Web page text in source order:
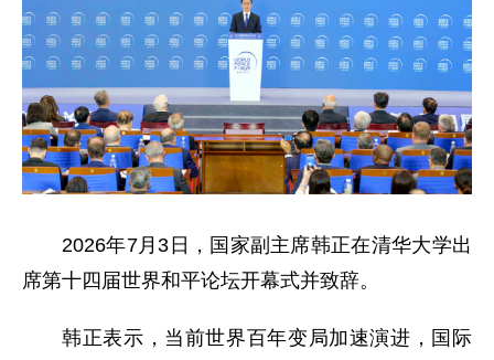
2026年7月3日，国家副主席韩正在清华大学出
席第十四届世界和平论坛开幕式并致辞。
韩正表示，当前世界百年变局加速演进，国际